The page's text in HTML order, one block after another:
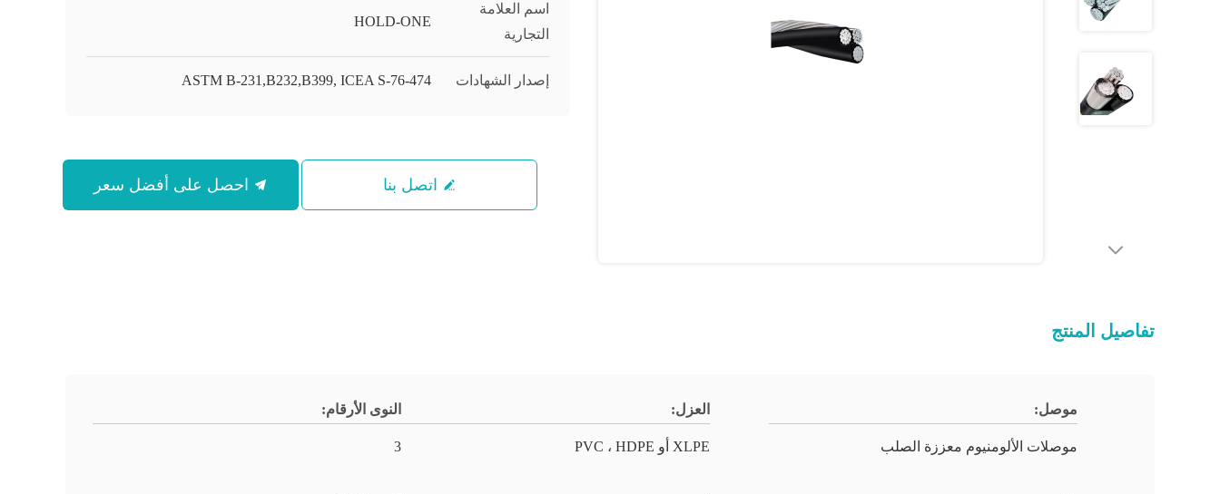
اسم العلامة
التجارية
HOLD-ONE
إصدار الشهادات ASTM B-231,B232,B399, ICEA S-76-474
اتصل بنا
تفاصيل المنتج
موصل:
موصلات الألومنيوم معززة الصلب
العزل:
XLPE أو PVC ، HDPE
النوى الأرقام:
3